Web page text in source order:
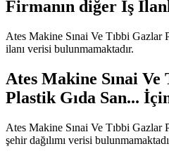
Firmanın diğer İş
Ates Makine Sınai Ve Tıbbi Gazlar
ilanı verisi bulunmamaktadır.
Ates Makine Sınai Ve
Plastik Gıda San...
Ates Makine Sınai Ve Tıbbi Gazlar
şehir dağılımı verisi